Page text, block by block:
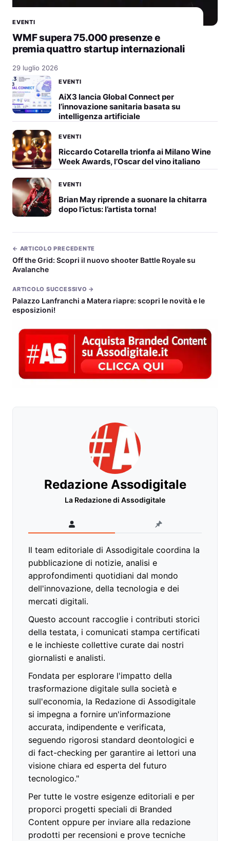
EVENTI
WMF supera 75.000 presenze e
premia quattro startup internazionali
29 luglio 2026
EVENTI
AiX3 lancia Global Connect per
l’innovazione sanitaria basata su
intelligenza artificiale
EVENTI
Riccardo Cotarella trionfa ai Milano Wine
Week Awards, l’Oscar del vino italiano
EVENTI
Brian May riprende a suonare la chitarra
dopo l’ictus: l’artista torna!
← ARTICOLO PRECEDENTE
Off the Grid: Scopri il nuovo shooter Battle Royale su
Avalanche
ARTICOLO SUCCESSIVO →
Palazzo Lanfranchi a Matera riapre: scopri le novità e le
esposizioni!
Redazione Assodigitale
La Redazione di Assodigitale
Il team editoriale di Assodigitale coordina la
pubblicazione di notizie, analisi e
approfondimenti quotidiani dal mondo
dell'innovazione, della tecnologia e dei
mercati digitali.
Questo account raccoglie i contributi storici
della testata, i comunicati stampa certificati
e le inchieste collettive curate dai nostri
giornalisti e analisti.
Fondata per esplorare l'impatto della
trasformazione digitale sulla società e
sull'economia, la Redazione di Assodigitale
si impegna a fornire un'informazione
accurata, indipendente e verificata,
seguendo rigorosi standard deontologici e
di fact-checking per garantire ai lettori una
visione chiara ed esperta del futuro
tecnologico."
Per tutte le vostre esigenze editoriali e per
proporci progetti speciali di Branded
Content oppure per inviare alla redazione
prodotti per recensioni e prove tecniche